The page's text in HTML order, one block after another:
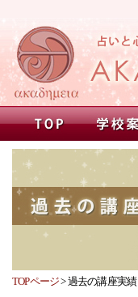
TOPページ>過去の講座実績